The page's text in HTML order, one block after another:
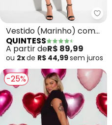
Vestido (Marinho) com
Bolsos e Mangas Curtas
QUINTESS
A partir deR$ 89,99
ou 2xde R$ 44,99sem juros
-25%